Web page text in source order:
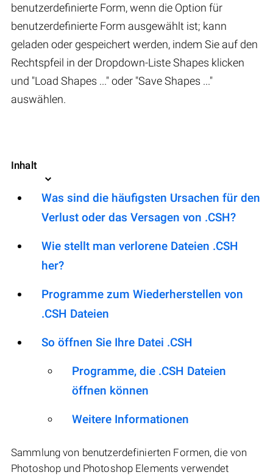
benutzerdefinierte Form, wenn die Option für
benutzerdefinierte Form ausgewählt ist; kann
geladen oder gespeichert werden, indem Sie auf den
Rechtspfeil in der Dropdown-Liste Shapes klicken
und "Load Shapes ..." oder "Save Shapes ..."
auswählen.
Inhalt
Was sind die häufigsten Ursachen für den
Verlust oder das Versagen von .CSH?
Wie stellt man verlorene Dateien .CSH
her?
Programme zum Wiederherstellen von
.CSH Dateien
So öffnen Sie Ihre Datei .CSH
Programme, die .CSH Dateien
öffnen können
Weitere Informationen
Sammlung von benutzerdefinierten Formen, die von
Photoshop und Photoshop Elements verwendet